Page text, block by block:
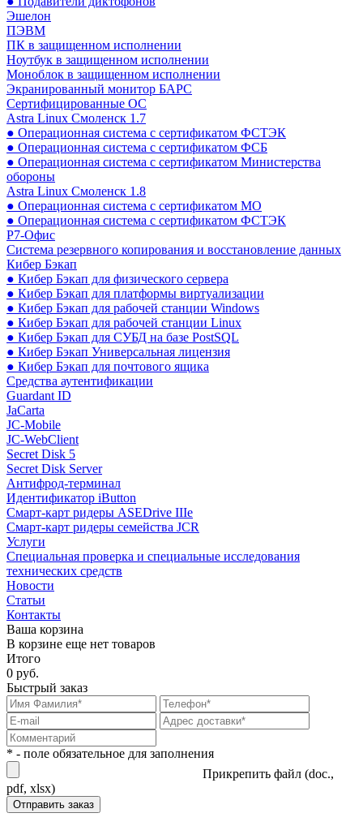
Эшелон
ПЭВМ
ПК в защищенном исполнении
Ноутбук в защищенном исполнении
Моноблок в защищенном исполнении
Экранированный монитор БАРС
Сертифицированные ОС
Astra Linux Смоленск 1.7
● Операционная система с сертификатом ФСТЭК
● Операционная система с сертификатом ФСБ
● Операционная система с сертификатом Министерства
обороны
Astra Linux Смоленск 1.8
● Операционная система с сертификатом МО
● Операционная система с сертификатом ФСТЭК
Р7-Офис
Система резервного копирования и восстановление данных
Кибер Бэкап
● Кибер Бэкап для физического сервера
● Кибер Бэкап для платформы виртуализации
● Кибер Бэкап для рабочей станции Windows
● Кибер Бэкап для рабочей станции Linux
● Кибер Бэкап для СУБД на базе PostSQL
● Кибер Бэкап Универсальная лицензия
● Кибер Бэкап для почтового ящика
Средства аутентификации
Guardant ID
JaCarta
JC-Mobile
JC-WebClient
Secret Disk 5
Secret Disk Server
Антифрод-терминал
Идентификатор iButton
Смарт-карт ридеры ASEDrive IIIe
Смарт-карт ридеры семейства JCR
Услуги
Специальная проверка и специальные исследования
технических средств
Новости
Статьи
Контакты
Ваша корзина
В корзине еще нет товаров
Итого
0 руб.
Быстрый заказ
* - поле обязательное для заполнения
Прикрепить файл (doc.,
pdf, xlsx)